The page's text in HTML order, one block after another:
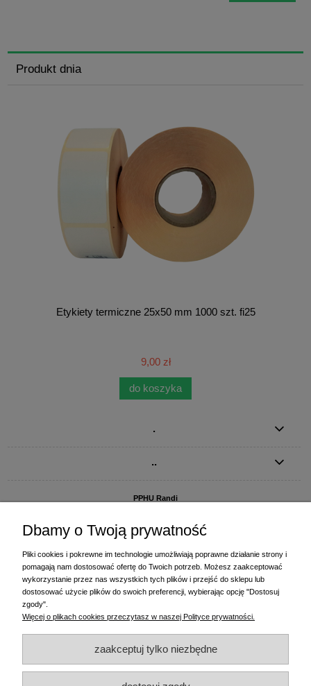
Produkt dnia
Etykiety termiczne 25x50 mm 1000 szt. fi25
9,00 zł
do koszyka
.
..
PPHU Randi
ul. Starogardzka 77 (wjazd od ul. Plażowej)
+48 58 770 31 80
- centrala
+48 58 770 31 83- wyceny i drukowanie etykiet
Dbamy o Twoją prywatność
Pliki cookies i pokrewne im technologie umożliwiają poprawne działanie strony i
pomagają nam dostosować ofertę do Twoich potrzeb. Możesz zaakceptować
wykorzystanie przez nas wszystkich tych plików i przejść do sklepu lub
dostosować użycie plików do swoich preferencji, wybierając opcję "Dostosuj
zgody".
Więcej o plikach cookies przeczytasz w naszej Polityce prywatności.
zaakceptuj tylko niezbędne